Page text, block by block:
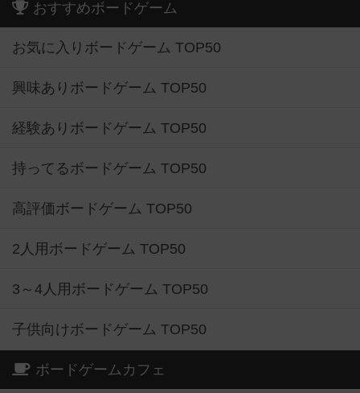
おすすめボードゲーム
お気に入りボードゲーム TOP50
興味ありボードゲーム TOP50
経験ありボードゲーム TOP50
持ってるボードゲーム TOP50
高評価ボードゲーム TOP50
2人用ボードゲーム TOP50
3～4人用ボードゲーム TOP50
子供向けボードゲーム TOP50
ボードゲームカフェ